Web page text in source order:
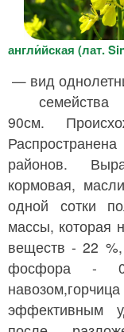
англи́йская (лат.
— вид
90см.
районов.
кормовая,
одной сотки
массы, которая
веществ - 22
фосфора -
эффективным